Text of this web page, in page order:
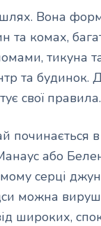
Вона
та комах,
тикуна
та будинок.
свої правила.
починається
або
серці
можна
широких,